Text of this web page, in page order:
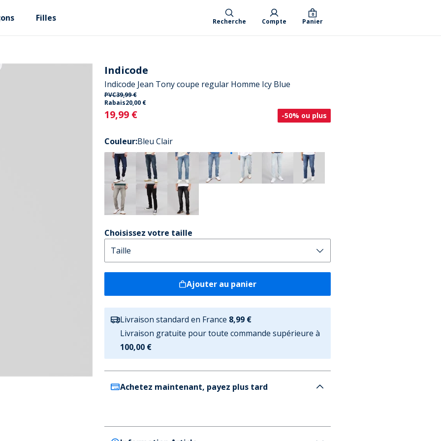
Filles Recherche Compte Panier
0
Indicode
Indicode Jean Tony coupe regular Homme Icy Blue
PVC39,99 €
Rabais20,00 €
Current
19,99 € -50% ou plus
Couleur:Bleu Clair
Choisissez votre taille
Ajouter au panier
Livraison standard en France 8,99 €
Livraison gratuite pour toute commande supérieure à
100,00 €
Achetez maintenant, payez plus tard